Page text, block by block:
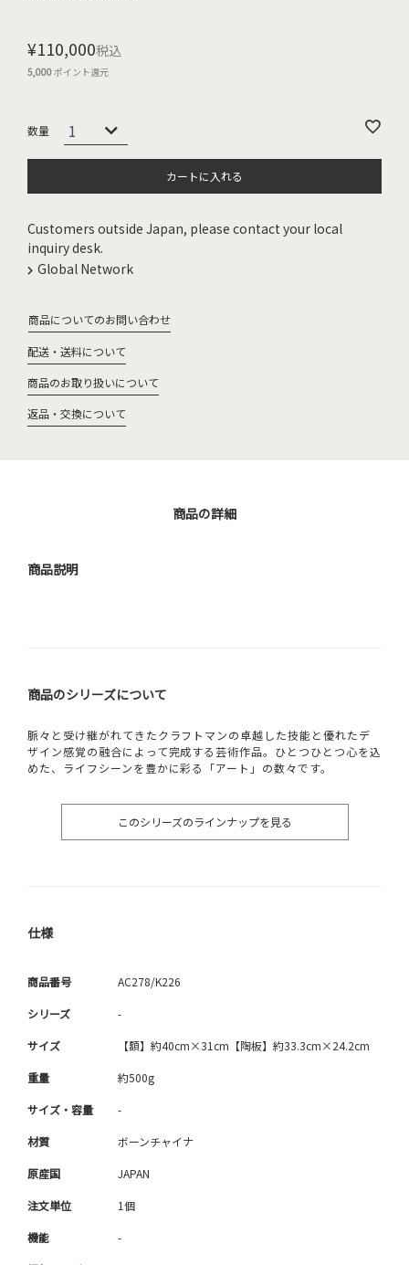
¥110,000税込
5,000ポイント還元
カートに入れる
Customers outside Japan, please contact your local
inquiry desk.
Global Network
商品についてのお問い合わせ
配送・送料について
商品のお取り扱いについて
返品・交換について
商品の詳細
商品説明
商品のシリーズについて
脈々と受け継がれてきたクラフトマンの卓越した技能と優れたデ
ザイン感覚の融合によって完成する芸術作品。ひとつひとつ心を込
めた、ライフシーンを豊かに彩る「アート」の数々です。
このシリーズのラインナップを見る
仕様
商品番号 AC278/K226
シリーズ -
サイズ 【額】約40cm×31cm【陶板】約33.3cm×24.2cm
重量 約500g
サイズ・容量 -
材質 ボーンチャイナ
原産国 JAPAN
注文単位 1個
機能 -